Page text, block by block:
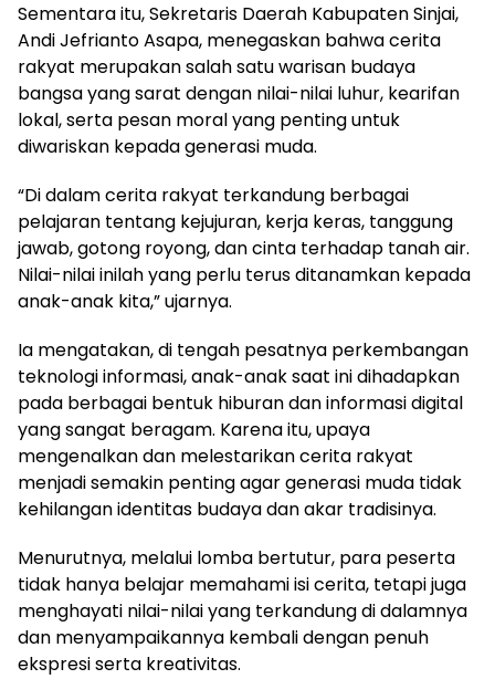
Sementara itu, Sekretaris Daerah Kabupaten Sinjai,
Andi Jefrianto Asapa, menegaskan bahwa cerita
rakyat merupakan salah satu warisan budaya
bangsa yang sarat dengan nilai-nilai luhur, kearifan
lokal, serta pesan moral yang penting untuk
diwariskan kepada generasi muda.
“Di dalam cerita rakyat terkandung berbagai
pelajaran tentang kejujuran, kerja keras, tanggung
jawab, gotong royong, dan cinta terhadap tanah air.
Nilai-nilai inilah yang perlu terus ditanamkan kepada
anak-anak kita,” ujarnya.
Ia mengatakan, di tengah pesatnya perkembangan
teknologi informasi, anak-anak saat ini dihadapkan
pada berbagai bentuk hiburan dan informasi digital
yang sangat beragam. Karena itu, upaya
mengenalkan dan melestarikan cerita rakyat
menjadi semakin penting agar generasi muda tidak
kehilangan identitas budaya dan akar tradisinya.
Menurutnya, melalui lomba bertutur, para peserta
tidak hanya belajar memahami isi cerita, tetapi juga
menghayati nilai-nilai yang terkandung di dalamnya
dan menyampaikannya kembali dengan penuh
ekspresi serta kreativitas.